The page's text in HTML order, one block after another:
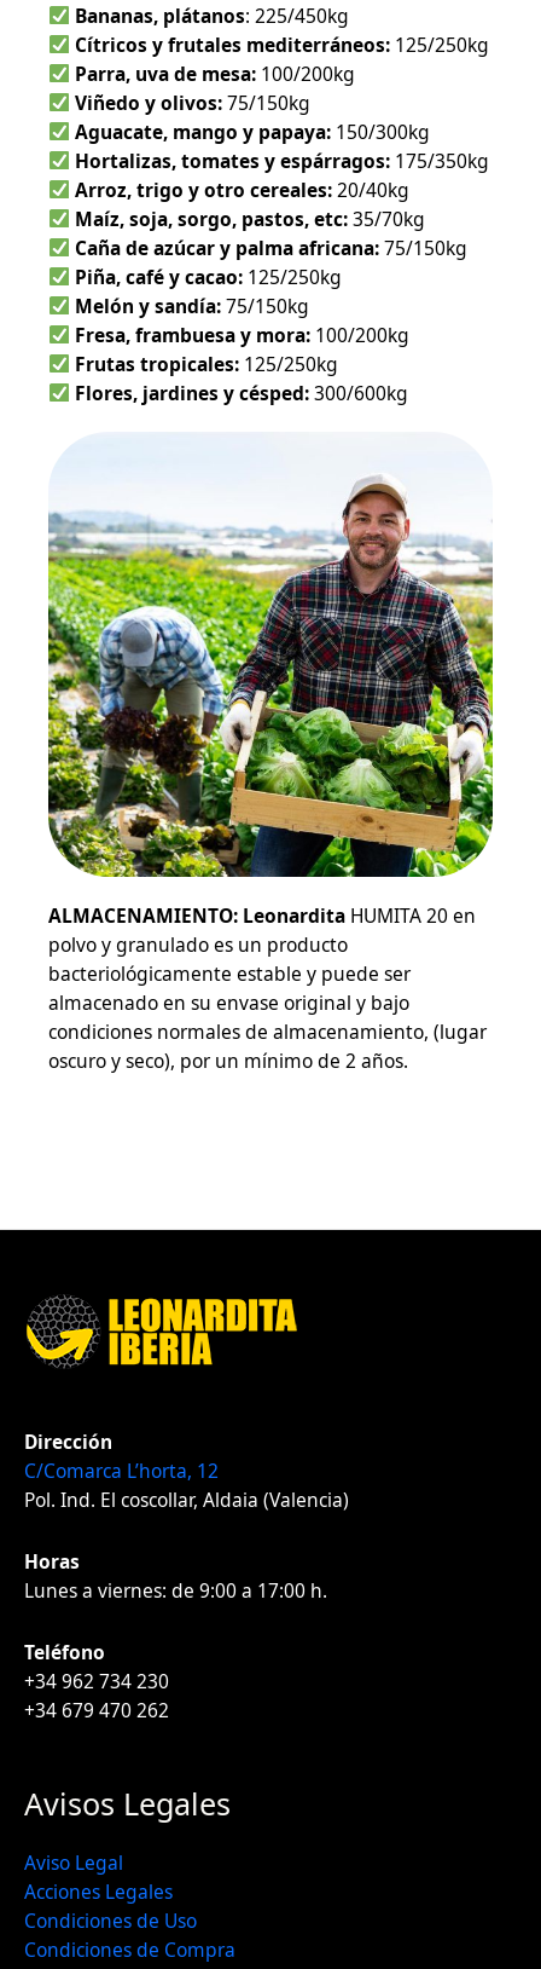
Bananas, plátanos: 225/450kg
Cítricos y frutales mediterráneos: 125/250kg
Parra, uva de mesa: 100/200kg
Viñedo y olivos:75/150kg
Aguacate, mango y papaya:150/300kg
Hortalizas, tomates y espárragos:175/350kg
Arroz, trigo y otro cereales:20/40kg
Maíz, soja, sorgo, pastos, etc:35/70kg
Caña de azúcar y palma africana:75/150kg
Piña, café y cacao: 125/250kg
Melón y sandía:75/150kg
Fresa, frambuesa y mora: 100/200kg
Frutas tropicales: 125/250kg
Flores, jardines y césped:300/600kg
ALMACENAMIENTO: Leonardita HUMITA 20 en
polvo y granulado es un producto
bacteriológicamente estable y puede ser
almacenado en su envase original y bajo
condiciones normales de almacenamiento, (lugar
oscuro y seco), por un mínimo de 2 años.
Dirección
C/Comarca L’horta, 12
Pol. Ind. El coscollar, Aldaia (Valencia)
Horas
Lunes a viernes: de 9:00 a 17:00 h.
Teléfono
+34 962 734 230
+34 679 470 262
Avisos Legales
Aviso Legal
Acciones Legales
Condiciones de Uso
Condiciones de Compra